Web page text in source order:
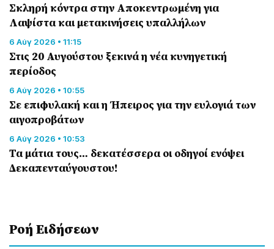
Σκληρή κόντρα στην Αποκεντρωμένη για
Λαψίστα και μετακινήσεις υπαλλήλων
6 Αύγ 2026 • 11:15
Στις 20 Αυγούστου ξεκινά η νέα κυνηγετική
περίοδος
6 Αύγ 2026 • 10:55
Σε επιφυλακή και η Ήπειρος για την ευλογιά των
αιγοπροβάτων
6 Αύγ 2026 • 10:53
Τα μάτια τους… δεκατέσσερα οι οδηγοί ενόψει
Δεκαπενταύγουστου!
Ροή Eιδήσεων